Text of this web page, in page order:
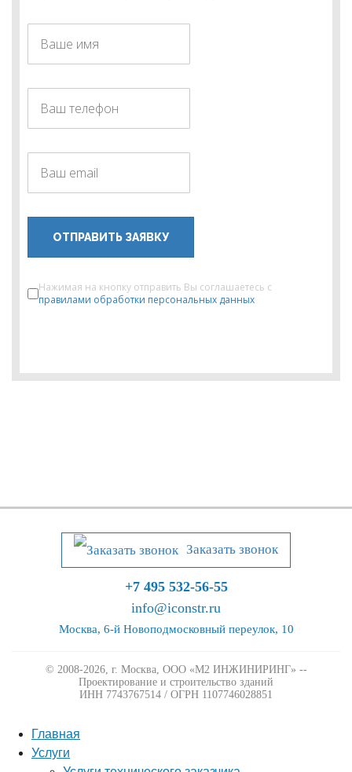
ОТПРАВИТЬ ЗАЯВКУ
Нажимая на кнопку отправить Вы соглашаетесь с
правилами обработки персональных данных
Заказать звонок
+7 495 532-56-55
info@iconstr.ru
Москва, 6-й Новоподмосковный переулок, 10
© 2008-2026, г. Москва, ООО «М2 ИНЖИНИРИНГ» --
Проектирование и строительство зданий
ИНН 7743767514 / ОГРН 1107746028851
Главная
Услуги